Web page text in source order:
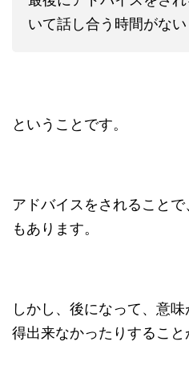
いて話し合う時間がない
ということです。
アドバイスをされること
もあります。
しかし、後になって、意
得出来なかったりすること